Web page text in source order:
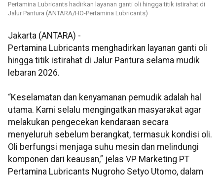
Pertamina Lubricants hadirkan layanan ganti oli hingga titik istirahat di
Jalur Pantura (ANTARA/HO-Pertamina Lubricants)
Jakarta (ANTARA) -
Pertamina Lubricants menghadirkan layanan ganti oli
hingga titik istirahat di Jalur Pantura selama mudik
lebaran 2026.
“Keselamatan dan kenyamanan pemudik adalah hal
utama. Kami selalu mengingatkan masyarakat agar
melakukan pengecekan kendaraan secara
menyeluruh sebelum berangkat, termasuk kondisi oli.
Oli berfungsi menjaga suhu mesin dan melindungi
komponen dari keausan,” jelas VP Marketing PT
Pertamina Lubricants Nugroho Setyo Utomo, dalam